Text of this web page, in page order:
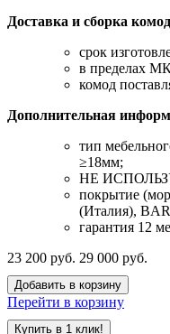
Доставка и сборка
срок
в пределах
комод
Дополнительная
тип
≥18мм;
НЕ
покрытие
(Италия),
гарантия 12
23 200 руб. 29 000 руб.
Добавить в корзину
Перейти в корзину
Купить в 1 клик!